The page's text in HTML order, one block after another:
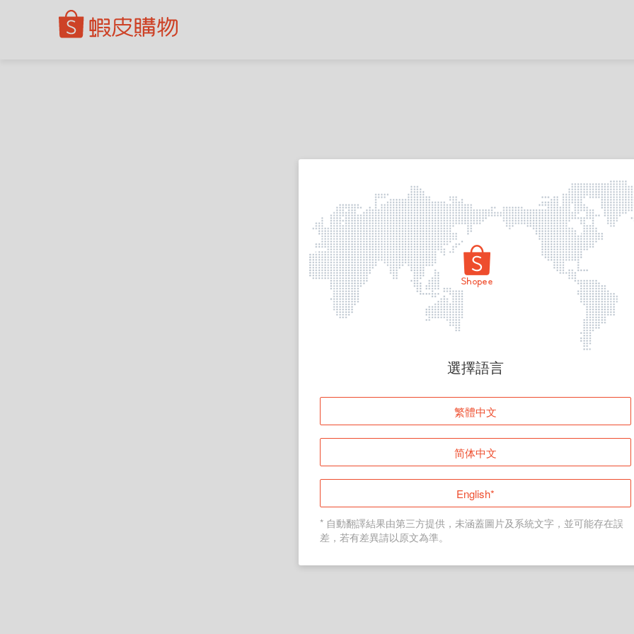
頁面無法顯示
登入
返回首頁
選擇語言
繁體中文
简体中文
English*
* 自動翻譯結果由第三方提供，未涵蓋圖片及系統文字，並可能存在誤
差，若有差異請以原文為準。